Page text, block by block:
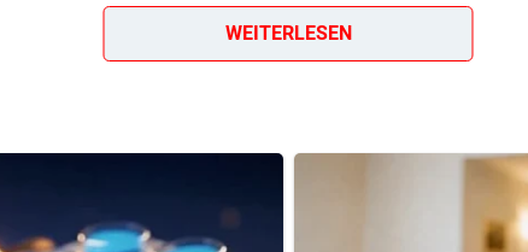
gibt etwas weniger Currypulver hinzu, während ein
WEITERLESEN